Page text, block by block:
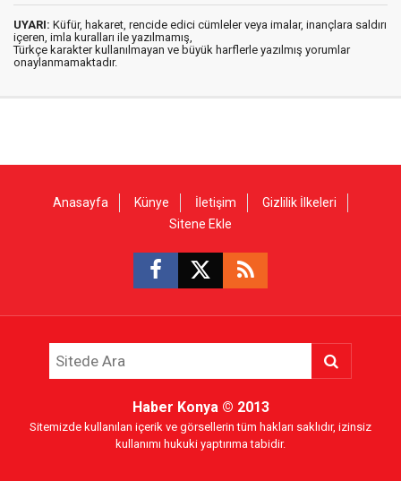
UYARI: Küfür, hakaret, rencide edici cümleler veya imalar, inançlara saldırı
içeren, imla kuralları ile yazılmamış,
Türkçe karakter kullanılmayan ve büyük harflerle yazılmış yorumlar
onaylanmamaktadır.
Anasayfa Künye İletişim
Gizlilik İlkeleri
Sitene Ekle
Haber Konya © 2013
Sitemizde kullanılan içerik ve görsellerin tüm hakları saklıdır, izinsiz
kullanımı hukuki yaptırıma tabidir.